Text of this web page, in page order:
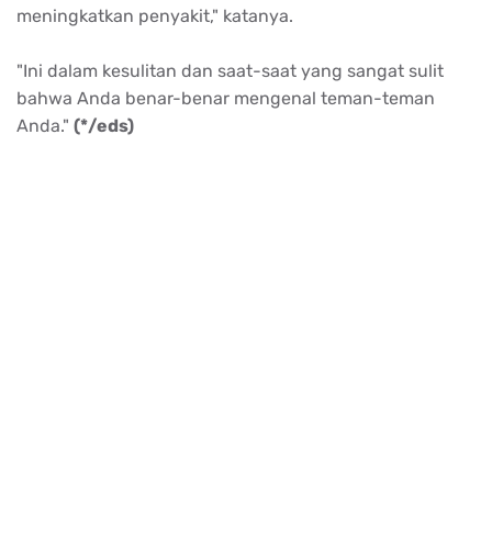
meningkatkan penyakit," katanya.
"Ini dalam kesulitan dan saat-saat yang sangat sulit
bahwa Anda benar-benar mengenal teman-teman
Anda." (*/eds)